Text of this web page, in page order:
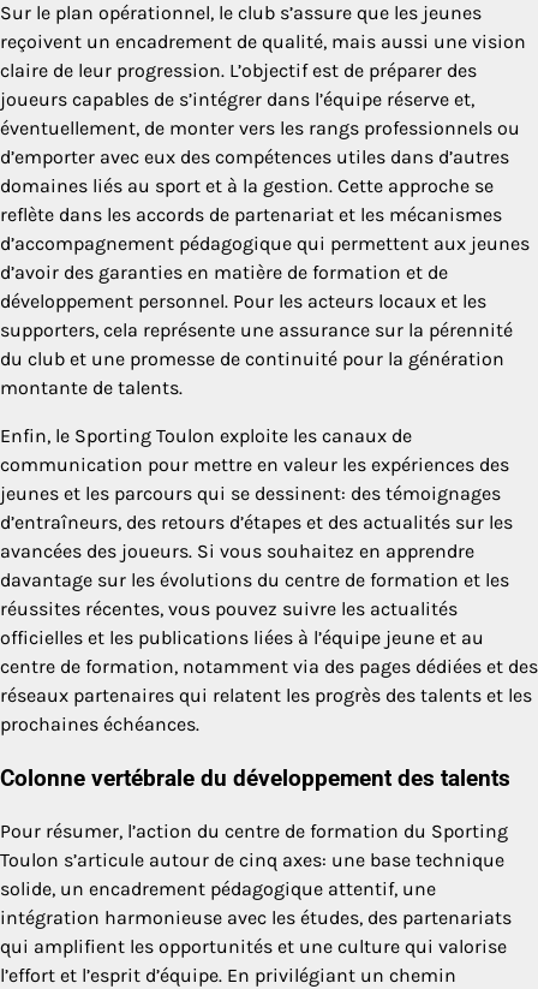
Sur le plan opérationnel, le club s’assure que les jeunes
reçoivent un encadrement de qualité, mais aussi une vision
claire de leur progression. L’objectif est de préparer des
joueurs capables de s’intégrer dans l’équipe réserve et,
éventuellement, de monter vers les rangs professionnels ou
d’emporter avec eux des compétences utiles dans d’autres
domaines liés au sport et à la gestion. Cette approche se
reflète dans les accords de partenariat et les mécanismes
d’accompagnement pédagogique qui permettent aux jeunes
d’avoir des garanties en matière de formation et de
développement personnel. Pour les acteurs locaux et les
supporters, cela représente une assurance sur la pérennité
du club et une promesse de continuité pour la génération
montante de talents.
Enfin, le Sporting Toulon exploite les canaux de
communication pour mettre en valeur les expériences des
jeunes et les parcours qui se dessinent: des témoignages
d’entraîneurs, des retours d’étapes et des actualités sur les
avancées des joueurs. Si vous souhaitez en apprendre
davantage sur les évolutions du centre de formation et les
réussites récentes, vous pouvez suivre les actualités
officielles et les publications liées à l’équipe jeune et au
centre de formation, notamment via des pages dédiées et des
réseaux partenaires qui relatent les progrès des talents et les
prochaines échéances.
Colonne vertébrale du développement des talents
Pour résumer, l’action du centre de formation du Sporting
Toulon s’articule autour de cinq axes: une base technique
solide, un encadrement pédagogique attentif, une
intégration harmonieuse avec les études, des partenariats
qui amplifient les opportunités et une culture qui valorise
l’effort et l’esprit d’équipe. En privilégiant un chemin